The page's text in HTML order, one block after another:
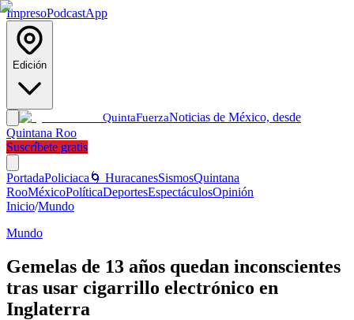
ImpresoPodcastApp
Edición
QuintaFuerzaNoticias de México, desde
Quintana Roo
Suscríbete gratis
PortadaPoliciaca 🌀 HuracanesSismosQuintana
RooMéxicoPolíticaDeportesEspectáculosOpinión
Inicio/Mundo
Mundo
Gemelas de 13 años quedan inconscientes
tras usar cigarrillo electrónico en
Inglaterra